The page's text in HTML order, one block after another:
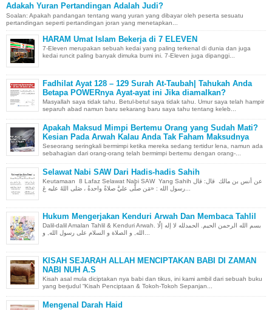
Adakah Yuran Pertandingan Adalah Judi?
Soalan: Apakah pandangan tentang wang yuran yang dibayar oleh peserta sesuatu
pertandingan seperti pertandingan joran yang menetapkan...
HARAM Umat Islam Bekerja di 7 ELEVEN
7-Eleven merupakan sebuah kedai yang paling terkenal di dunia dan juga
kedai runcit paling banyak dimuka bumi ini. 7-Eleven juga dipanggi...
Fadhilat Ayat 128 – 129 Surah At-Taubah| Tahukah Anda
Betapa POWERnya Ayat-ayat ini Jika diamalkan?
Masyallah saya tidak tahu. Betul-betul saya tidak tahu. Umur saya telah hampir
separuh abad namun baru sekarang baru saya tahu tentang keleb...
Apakah Maksud Mimpi Bertemu Orang yang Sudah Mati?
Kesian Pada Arwah Kalau Anda Tak Faham Maksudnya
Seseorang seringkali bermimpi ketika mereka sedang tertidur lena, namun ada
sebahagian dari orang-orang telah bermimpi bertemu dengan orang-...
Selawat Nabi SAW Dari Hadis-hadis Sahih
Keutamaan 8 Lafaz Selawat Nabi SAW Yang Sahih عن أنس بن مالك قال: قال
Hukum Mengerjakan Kenduri Arwah Dan Membaca Tahlil
Dalil-dalil Amalan Tahlil & Kenduri Arwah. بسم الله الرحمن الحيم. الحمدلله لا إله إلّا
KISAH SEJARAH ALLAH MENCIPTAKAN BABI DI ZAMAN
NABI NUH A.S
Kisah asal mula diciptakan nya babi dan tikus, ini kami ambil dari sebuah buku
yang berjudul “Kisah Penciptaan & Tokoh-Tokoh Sepanjan...
Mengenal Darah Haid